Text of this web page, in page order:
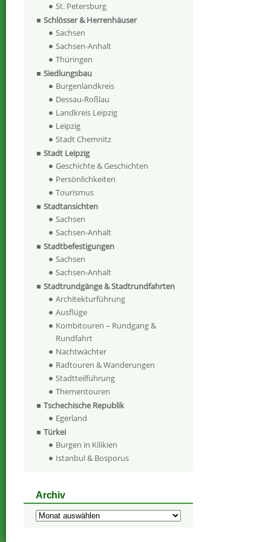
St. Petersburg
Schlösser & Herrenhäuser
Sachsen
Sachsen-Anhalt
Thüringen
Siedlungsbau
Burgenlandkreis
Dessau-Roßlau
Landkreis Leipzig
Leipzig
Stadt Chemnitz
Stadt Leipzig
Geschichte & Geschichten
Persönlichkeiten
Tourismus
Stadtansichten
Sachsen
Sachsen-Anhalt
Stadtbefestigungen
Sachsen
Sachsen-Anhalt
Stadtrundgänge & Stadtrundfahrten
Architekturführung
Ausflüge
Kombitouren – Rundgang &
Rundfahrt
Nachtwächter
Radtouren & Wanderungen
Stadtteilführung
Thementouren
Tschechische Republik
Egerland
Türkei
Burgen in Kilikien
Istanbul & Bosporus
Archiv
Archiv